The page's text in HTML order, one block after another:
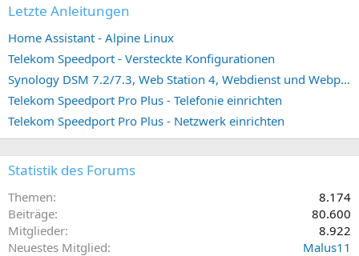
Letzte Anleitungen
Home Assistant - Alpine Linux
Telekom Speedport - Versteckte Konfigurationen
Synology DSM 7.2/7.3, Web Station 4, Webdienst und Webportal erstellen (ehemals vHost)
Telekom Speedport Pro Plus - Telefonie einrichten
Telekom Speedport Pro Plus - Netzwerk einrichten
Statistik des Forums
Themen
8.174
Beiträge
80.600
Mitglieder
8.922
Neuestes Mitglied
Malus11